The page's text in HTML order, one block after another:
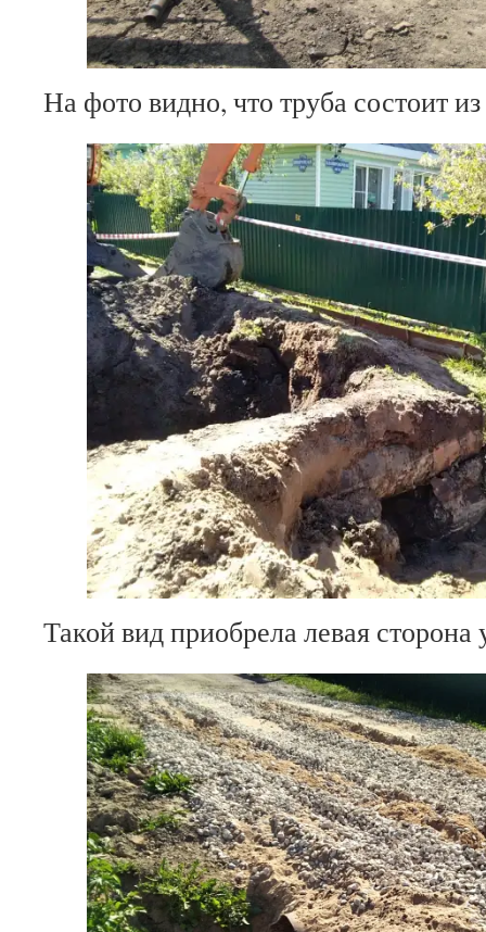
На фото видно, что труба состоит
Такой вид приобрела левая